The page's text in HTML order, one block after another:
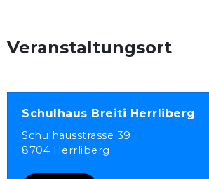
Veranstaltungsort
Schulhaus Breiti Herrliberg
Schulhausstrasse 39
8704 Herrliberg